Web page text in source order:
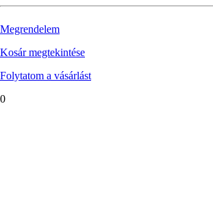
Megrendelem
Kosár megtekintése
Folytatom a vásárlást
0